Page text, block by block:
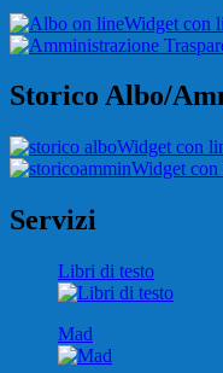
Widget con
Storico Albo/
Widget con
Widget con
Servizi
Libri di testo
Mad